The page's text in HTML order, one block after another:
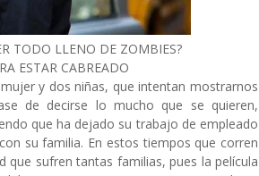
TODO LLENO DE ZOMBIES?
ESTAR CABREADO
y dos niñas, que intentan mostrarnos
de decirse lo mucho que se quieren,
que ha dejado su trabajo de empleado
su familia. En estos tiempos que corren
que sufren tantas familias, pues la película